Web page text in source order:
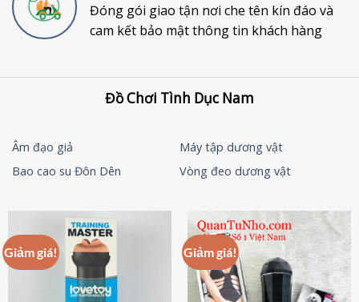
Đóng gói giao tận nơi che tên kín đáo và
cam kết bảo mật thông tin khách hàng
Đồ Chơi Tình Dục Nam
Âm đạo giả
Máy tập dương vật
Bao cao su Đôn Dên
Vòng đeo dương vật
Giảm giá! Giảm giá!